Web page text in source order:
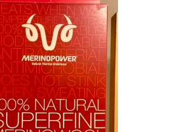
était :
CHF 85.00.
est :
CHF 59.00.